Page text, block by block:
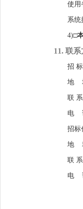
使用
系统
4)□
11. 联系
招 标
地
联 系
电
招标
地
联 系
电